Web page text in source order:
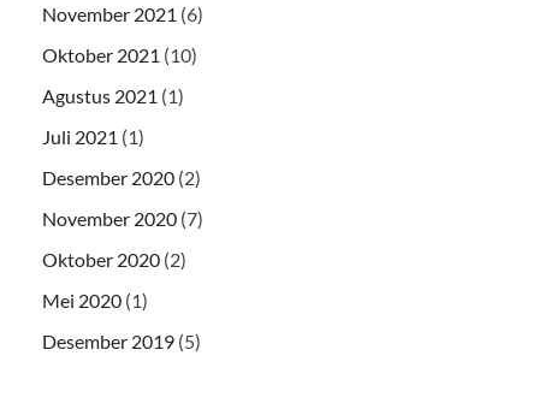
November 2021 (6)
Oktober 2021 (10)
Agustus 2021 (1)
Juli 2021 (1)
Desember 2020 (2)
November 2020 (7)
Oktober 2020 (2)
Mei 2020 (1)
Desember 2019 (5)